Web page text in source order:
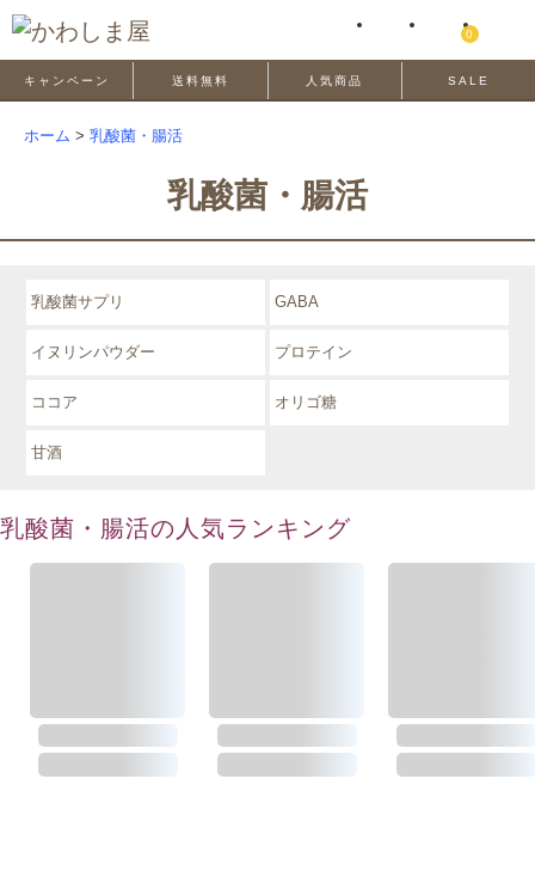
0
キャンペーン 送料無料 人気商品 SALE
ホーム > 乳酸菌・腸活
乳酸菌・腸活
乳酸菌サプリ GABA
イヌリンパウダー プロテイン
ココア オリゴ糖
甘酒
乳酸菌・腸活の人気ランキング